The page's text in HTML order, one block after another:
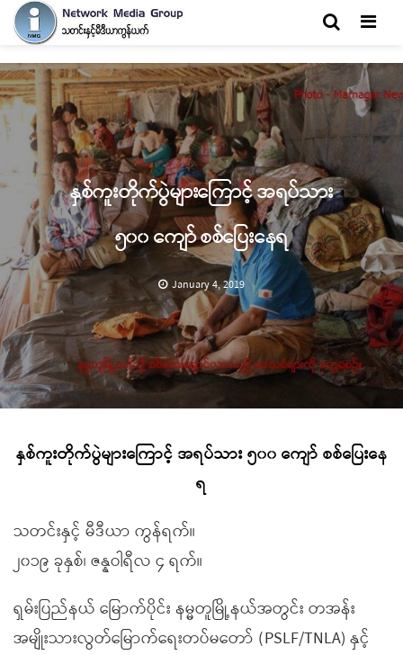
နှစ်ကူးတိုက်ပွဲများကြောင့် အရပ်သား
၅၀၀ ကျော် စစ်ပြေးနေရ
January 4, 2019
နှစ်ကူးတိုက်ပွဲများကြောင့် အရပ်သား ၅၀၀ ကျော် စစ်ပြေးနေ
ရ
သတင်းနှင့် မီဒီယာ ကွန်ရက်။
၂၀၁၉ ခုနှစ်၊ ဇန္နဝါရီလ ၄ ရက်။
ရှမ်းပြည်နယ် မြောက်ပိုင်း နမ္မတူမြို့နယ်အတွင်း တအန်း
အမျိုးသားလွတ်မြောက်ရေးတပ်မတော် (PSLF/TNLA) နှင့်